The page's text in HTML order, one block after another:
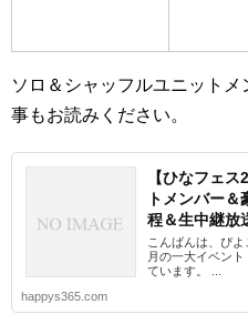
ソロ＆シャッフルユニットメ
事もお読みください。
【ひなフェ
トメンバー＆
程＆生中継放
こんばんは、ぴ
月の一大イベン
ています。 ...
happys365.com